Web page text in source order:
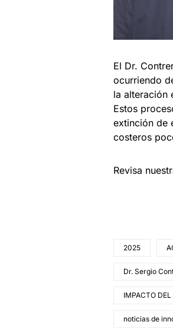
El Dr.
ocurriendo
la alteración
Estos
extinción de
costeros
Revisa
2025
Dr. Sergio
IMPACTO
noticias de